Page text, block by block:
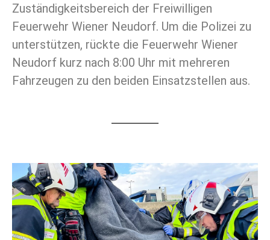
Zuständigkeitsbereich der Freiwilligen
Feuerwehr Wiener Neudorf. Um die Polizei zu
unterstützen, rückte die Feuerwehr Wiener
Neudorf kurz nach 8:00 Uhr mit mehreren
Fahrzeugen zu den beiden Einsatzstellen aus.